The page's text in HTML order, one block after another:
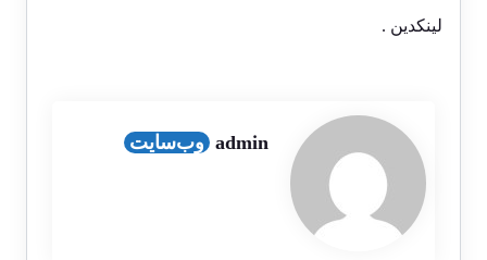
لینکدین .
admin وب‌سایت